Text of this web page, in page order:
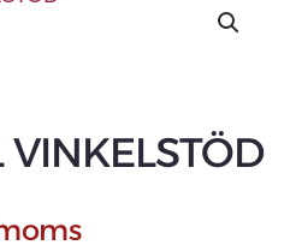
VINKELSTÖD